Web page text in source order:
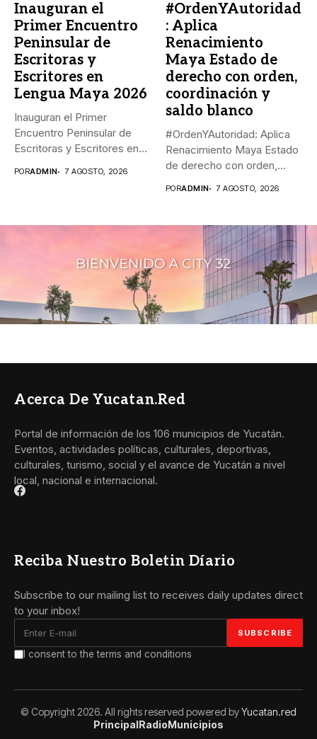
Inauguran el
Primer Encuentro
Peninsular de
Escritoras y
Escritores en
Lengua Maya 2026
Inauguran el Primer
Encuentro Peninsular de
Escritoras y Escritores en
PORADMIN 7 AGOSTO, 2026
#OrdenYAutoridad
: Aplica
Renacimiento
Maya Estado de
derecho con orden,
coordinación y
saldo blanco
#OrdenYAutoridad: Aplica
Renacimiento Maya Estado
de derecho con orden,
PORADMIN 7 AGOSTO, 2026
Acerca De Yucatan.red
Portal de información de los 106 municipios de Yucatán.
Eventos, actividades políticas, culturales, deportivas,
culturales, turismo, social y el avance de Yucatán a nivel
local, nacional e internacional.
Reciba Nuestro Boletin Díario
Subscribe to our mailing list to receives daily updates direct
to your inbox!
I consent to the terms and conditions
© Copyright 2026. All rights reserved powered byYucatan.red
PrincipalRadioMunicipios